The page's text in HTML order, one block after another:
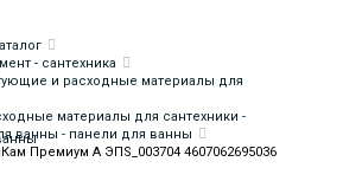
- сантехника
и расходные материалы для
материалы для сантехники -
ванны - панели для ванны
Премиум А ЭПS_003704 4607062695036